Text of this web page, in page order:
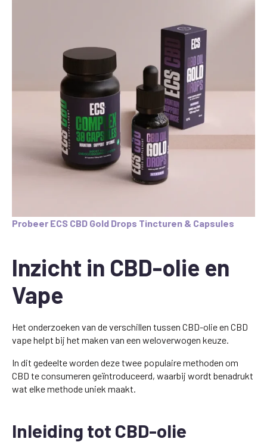
Probeer ECS CBD Gold Drops Tincturen & Capsules
Inzicht in CBD-olie en
Vape
Het onderzoeken van de verschillen tussen CBD-olie en CBD
vape helpt bij het maken van een weloverwogen keuze.
In dit gedeelte worden deze twee populaire methoden om
CBD te consumeren geïntroduceerd, waarbij wordt benadrukt
wat elke methode uniek maakt.
Inleiding tot CBD-olie